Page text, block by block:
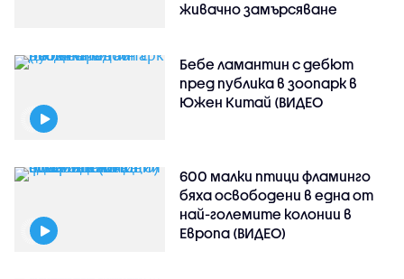
живачно замърсяване
Бебе ламантин с дебют
пред публика в зоопарк в
Южен Китай (ВИДЕО
600 малки птици фламинго
бяха освободени в една от
най-големите колонии в
Европа (ВИДЕО)